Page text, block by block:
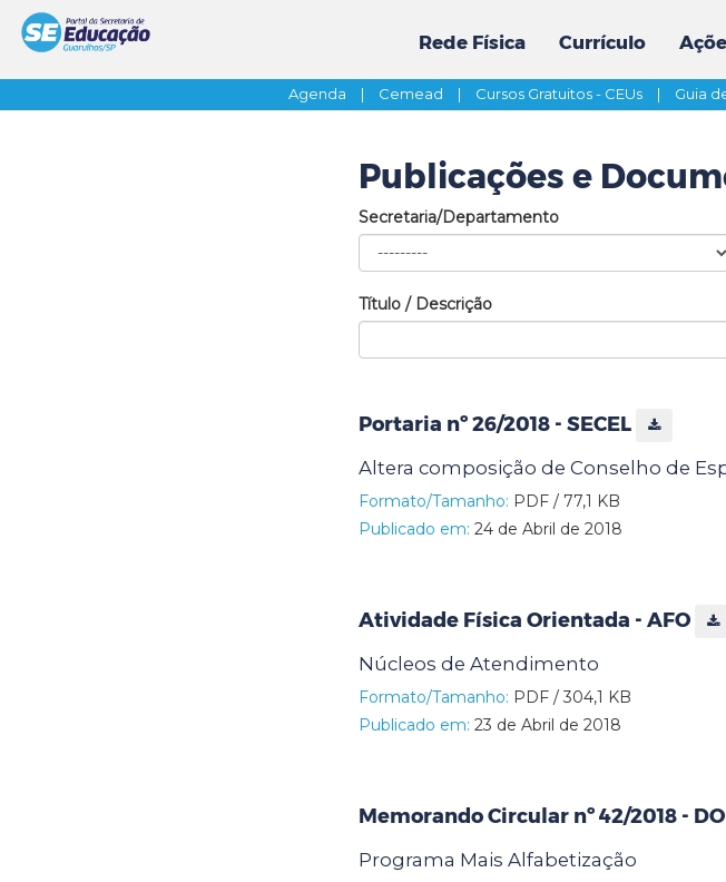
Rede Física Currículo
Agenda | Cemead | Cursos Gratuitos - CEUs | Guia
Publicações e
Secretaria/Departamento
Título / Descrição
Portaria nº 26/2018 - SECEL
Altera composição de Conselho de
Formato/Tamanho: PDF / 77,1 KB
Publicado em: 24 de Abril de 2018
Atividade Física Orientada - AFO
Núcleos de Atendimento
Formato/Tamanho: PDF / 304,1 KB
Publicado em: 23 de Abril de 2018
Memorando Circular nº 42/2018 -
Programa Mais Alfabetização